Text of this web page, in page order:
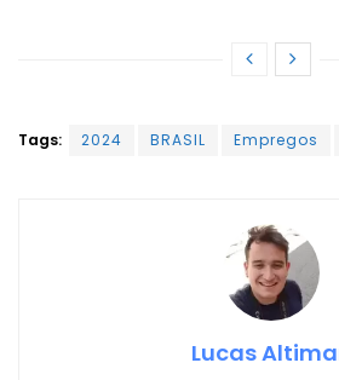
Tags: 2024 BRASIL Empregos
Lucas